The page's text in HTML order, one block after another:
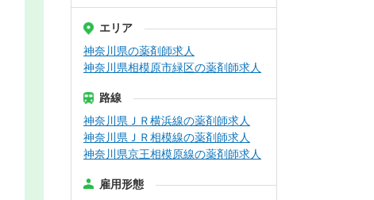
エリア
神奈川県の薬剤師求人
神奈川県相模原市緑区の薬剤師求人
路線
神奈川県ＪＲ横浜線の薬剤師求人
神奈川県ＪＲ相模線の薬剤師求人
神奈川県京王相模原線の薬剤師求人
雇用形態